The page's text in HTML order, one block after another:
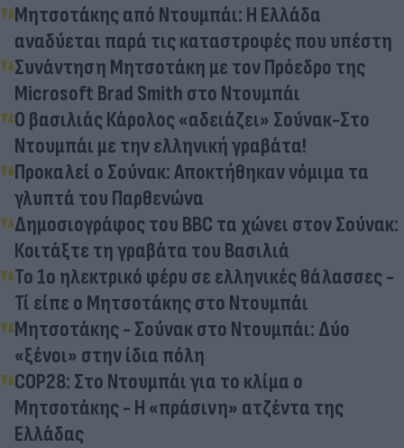
Μητσοτάκης από Ντουμπάι: Η Ελλάδα
αναδύεται παρά τις καταστροφές που υπέστη
Συνάντηση Μητσοτάκη με τον Πρόεδρο της
Microsoft Brad Smith στο Ντουμπάι
Ο βασιλιάς Κάρολος «αδειάζει» Σούνακ-Στο
Ντουμπάι με την ελληνική γραβάτα!
Προκαλεί ο Σούνακ: Αποκτήθηκαν νόμιμα τα
γλυπτά του Παρθενώνα
Δημοσιογράφος του BBC τα χώνει στον Σούνακ:
Κοιτάξτε τη γραβάτα του Βασιλιά
Το 1ο ηλεκτρικό φέρυ σε ελληνικές θάλασσες -
Τί είπε ο Μητσοτάκης στο Ντουμπάι
Μητσοτάκης - Σούνακ στο Ντουμπάι: Δύο
«ξένοι» στην ίδια πόλη
COP28: Στο Ντουμπάι για το κλίμα ο
Μητσοτάκης - Η «πράσινη» ατζέντα της
Ελλάδας